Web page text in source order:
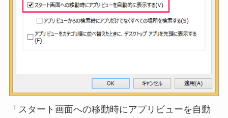
「スタート画面への移動時にアプリビューを自動